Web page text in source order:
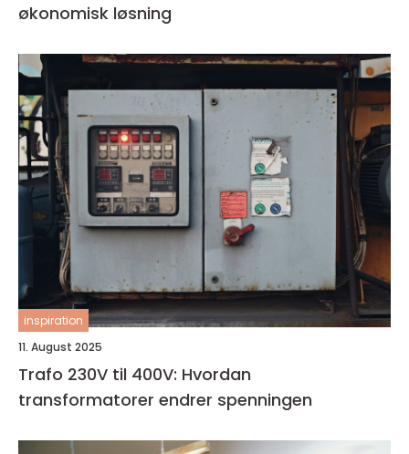
økonomisk løsning
inspiration
11. August 2025
Trafo 230V til 400V: Hvordan
transformatorer endrer spenningen